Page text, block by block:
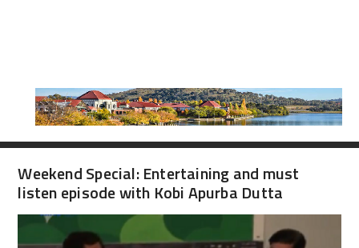
Weekend Special: Entertaining and must
listen episode with Kobi Apurba Dutta